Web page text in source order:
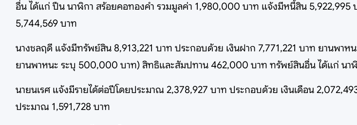
อื่น ได้แก่ ปืน นาฬิกา สร้อยคอทองคำ รวมมูลค่า 1,980,000 บาท แจ้งมีหนี้สิน 5,922,995
5,744,569 บาท
นางชลฤดี แจ้งมีทรัพย์สิน 8,913,221 บาท ประกอบด้วย เงินฝาก 7,771,221 บาท ยานพา
ยานพาหนะ ระบุ 500,000 บาท) สิทธิและสัมปทาน 462,000 บาท ทรัพย์สินอื่น ได้แก่ นา
นายนเรศ แจ้งมีรายได้ต่อปีโดยประมาณ 2,378,927 บาท ประกอบด้วย เงินเดือน
ประมาณ 1,591,728 บาท